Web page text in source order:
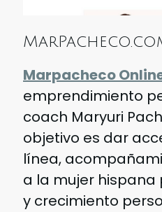
Marpacheco
emprendimiento
coach Maryuri
objetivo es dar
línea,
a la mujer
y crecimiento